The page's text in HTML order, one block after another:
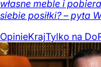
własne meble i
siebie posiłki? – pyta
OpinieKrajTylko na